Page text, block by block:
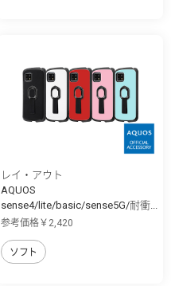
レイ・アウト
AQUOS
sense4/lite/basic/sense5G/耐衝...
参考価格￥2,420
ソフト